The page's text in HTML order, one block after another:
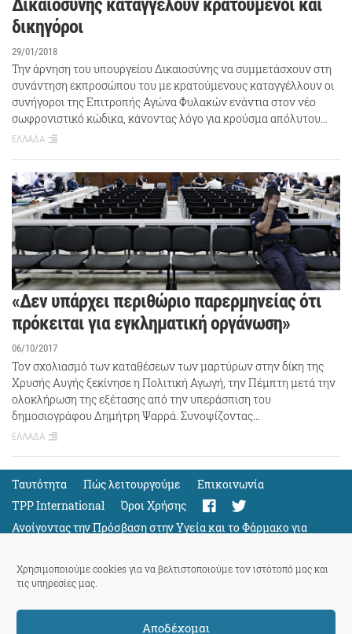
Χρησιμοποιούμε cookies για να βελτιστοποιούμε τον ιστότοπό μας και
τις υπηρεσίες μας.
Αποδέχομαι
Δικαιοσύνης καταγγέλουν κρατούμενοι και
δικηγόροι
29/01/2018
Την άρνηση του υπουργείου Δικαιοσύνης να συμμετάσχουν στη
συνάντηση εκπροσώπου του με κρατούμενους καταγγέλλουν οι
συνήγοροι της Επιτροπής Αγώνα Φυλακών ενάντια στον νέο
σωφρονιστικό κώδικα, κάνοντας λόγο για κρούσμα απόλυτου…
ΕΛΛΑΔΑ
«Δεν υπάρχει περιθώριο παρερμηνείας ότι
πρόκειται για εγκληματική οργάνωση»
06/10/2017
Τον σχολιασμό των καταθέσεων των μαρτύρων στην δίκη της
Χρυσής Αυγής ξεκίνησε η Πολιτική Αγωγή, την Πέμπτη μετά την
ολοκλήρωση της εξέτασης από την υπεράσπιση του
δημοσιογράφου Δημήτρη Ψαρρά. Συνοψίζοντας…
ΕΛΛΑΔΑ
Ταυτότητα Πώς λειτουργούμε
Eπικοινωνία
TPP International
Όροι Χρήσης
Ανοίγοντας την Πρόσβαση στην Υγεία και το Φάρμακο για
Όλους
Support